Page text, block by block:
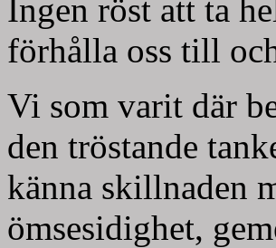
Ingen röst att ta
förhålla oss till
Vi som varit där
den tröstande
känna skillnaden
ömsesidighet,